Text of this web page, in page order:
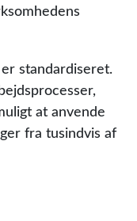
standardiseret.
at anvende
fra tusindvis af